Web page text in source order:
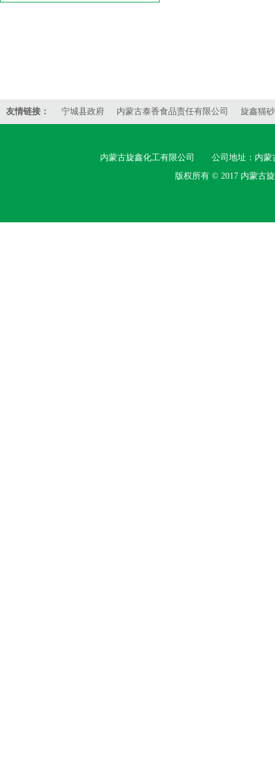
友情链接： 宁城县政府 内蒙古泰香食品责任有限公司 旋鑫猫
内蒙古旋鑫化工有限公司 公司地址：内
版权所有 © 2017 内蒙